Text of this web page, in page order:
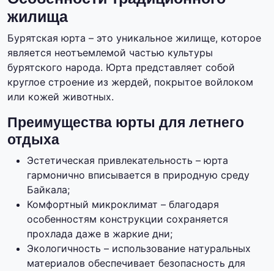
жилища
Бурятская юрта – это уникальное жилище, которое
является неотъемлемой частью культуры
бурятского народа. Юрта представляет собой
круглое строение из жердей, покрытое войлоком
или кожей животных.
Преимущества юрты для летнего
отдыха
Эстетическая привлекательность – юрта
гармонично вписывается в природную среду
Байкала;
Комфортный микроклимат – благодаря
особенностям конструкции сохраняется
прохлада даже в жаркие дни;
Экологичность – использование натуральных
материалов обеспечивает безопасность для